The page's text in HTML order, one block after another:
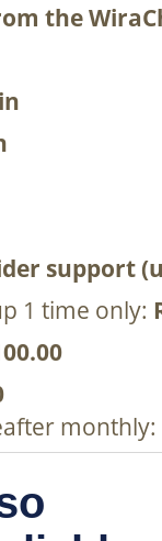
the
support
1 time only:
monthly: